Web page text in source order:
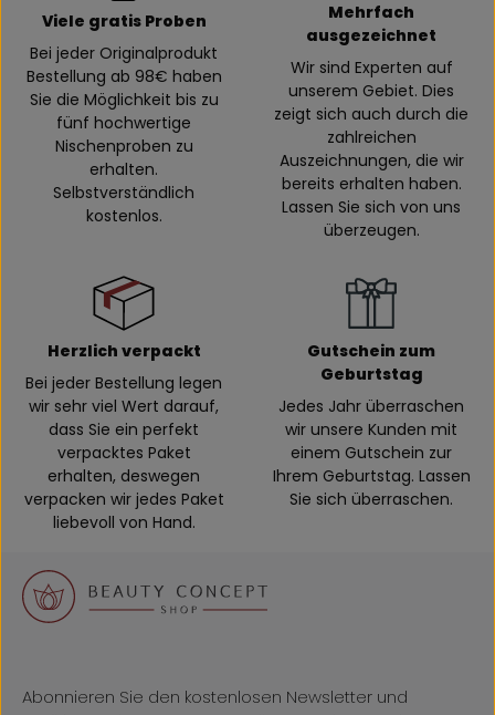
Viele gratis Proben
Bei jeder Originalprodukt
Bestellung ab 98€ haben
Sie die Möglichkeit bis zu
fünf hochwertige
Nischenproben zu
erhalten.
Selbstverständlich
kostenlos.
Mehrfach
ausgezeichnet
Wir sind Experten auf
unserem Gebiet. Dies
zeigt sich auch durch die
zahlreichen
Auszeichnungen, die wir
bereits erhalten haben.
Lassen Sie sich von uns
überzeugen.
Herzlich verpackt
Bei jeder Bestellung legen
wir sehr viel Wert darauf,
dass Sie ein perfekt
verpacktes Paket
erhalten, deswegen
verpacken wir jedes Paket
liebevoll von Hand.
Gutschein zum
Geburtstag
Jedes Jahr überraschen
wir unsere Kunden mit
einem Gutschein zur
Ihrem Geburtstag. Lassen
Sie sich überraschen.
Abonnieren Sie den kostenlosen Newsletter und